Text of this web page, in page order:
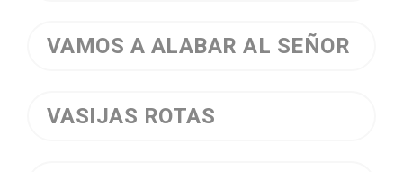
VAMOS A ALABAR AL SEÑOR
VASIJAS ROTAS